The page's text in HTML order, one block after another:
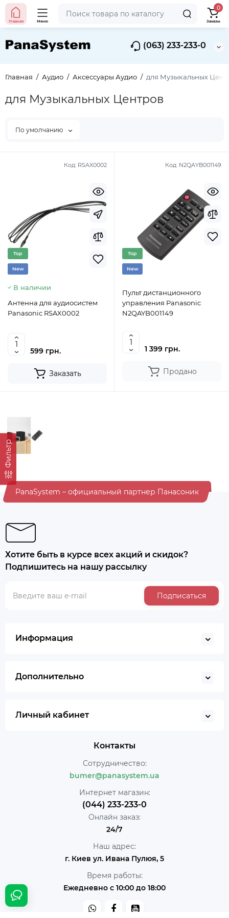
(063) 233-233-0
Главная Меню
0
Заказы
Главная Аудио Аксессуары Аудио для Музыкальных
Фильтр
для Музыкальных Центров
По умолчанию
Код: RSAX0002
Top
New
В наличии
Антенна для аудиосистем
Panasonic RSAX0002
599 грн.
Заказать
Код: N2QAYB001149
Top
New
Пульт дистанционного
управления Panasonic
N2QAYB001149
1 399 грн.
Продано
PanaSystem – официальный партнер Панасоник
Хотите быть в курсе всех акций и скидок?
Подпишитесь на нашу рассылку
Подписаться
Информация
Дополнительно
Личный кабинет
Контакты
Сотрудничество:
bumer@panasystem.ua
Интернет магазин:
(044) 233-233-0
Онлайн заказ:
24/7
Наш адрес:
г. Киев ул. Ивана Пулюя, 5
Время работы:
Ежедневно с 10:00 до 18:00